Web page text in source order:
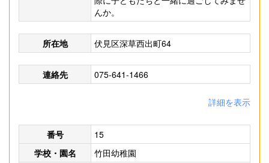
んか。
所在地 伏見区深草西出町64
連絡先 075-641-1466
詳細を表示
番号
15
学校・園名
竹田幼稚園